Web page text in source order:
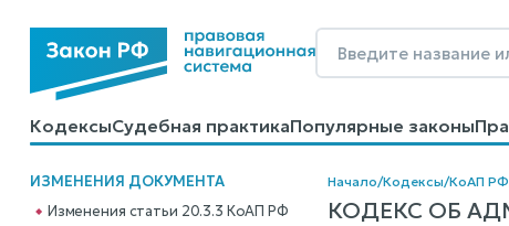
КодексыСудебная практикаПопулярные законы
КалькуляторыСправочные материалыОбразцы
ИЗМЕНЕНИЯ ДОКУМЕНТА
Изменения статьи 20.3.3 КоАП РФ
Начало/Кодексы/КоАП РФ
КОДЕКС ОБ